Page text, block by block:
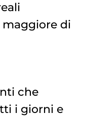
di
che
i giorni e